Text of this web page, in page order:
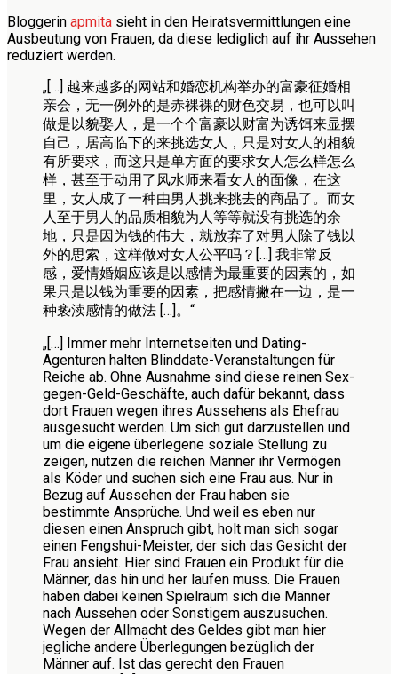
Bloggerin apmita sieht in den Heiratsvermittlungen eine
Ausbeutung von Frauen, da diese lediglich auf ihr Aussehen
reduziert werden.
„[…] 越来越多的网站和婚恋机构举办的富豪征婚相
亲会，无一例外的是赤裸裸的财色交易，也可以叫
做是以貌娶人，是一个个富豪以财富为诱饵来显摆
自己，居高临下的来挑选女人，只是对女人的相貌
有所要求，而这只是单方面的要求女人怎么样怎么
样，甚至于动用了风水师来看女人的面像，在这
里，女人成了一种由男人挑来挑去的商品了。而女
人至于男人的品质相貌为人等等就没有挑选的余
地，只是因为钱的伟大，就放弃了对男人除了钱以
外的思索，这样做对女人公平吗？[…] 我非常反
感，爱情婚姻应该是以感情为最重要的因素的，如
果只是以钱为重要的因素，把感情撇在一边，是一
种亵渎感情的做法 […]。“
„[…] Immer mehr Internetseiten und Dating-
Agenturen halten Blinddate-Veranstaltungen für
Reiche ab. Ohne Ausnahme sind diese reinen Sex-
gegen-Geld-Geschäfte, auch dafür bekannt, dass
dort Frauen wegen ihres Aussehens als Ehefrau
ausgesucht werden. Um sich gut darzustellen und
um die eigene überlegene soziale Stellung zu
zeigen, nutzen die reichen Männer ihr Vermögen
als Köder und suchen sich eine Frau aus. Nur in
Bezug auf Aussehen der Frau haben sie
bestimmte Ansprüche. Und weil es eben nur
diesen einen Anspruch gibt, holt man sich sogar
einen Fengshui-Meister, der sich das Gesicht der
Frau ansieht. Hier sind Frauen ein Produkt für die
Männer, das hin und her laufen muss. Die Frauen
haben dabei keinen Spielraum sich die Männer
nach Aussehen oder Sonstigem auszusuchen.
Wegen der Allmacht des Geldes gibt man hier
jegliche andere Überlegungen bezüglich der
Männer auf. Ist das gerecht den Frauen